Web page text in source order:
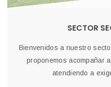
SECTOR
Bienvenidos a nuestro
proponemos acompañar
atendiendo a